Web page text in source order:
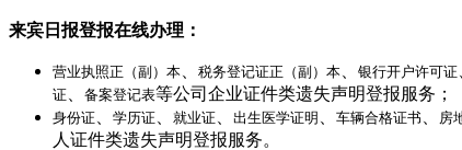
来宾日报登报在线办理：
营业执照正（副）本 税务登记证正（副）本 银行开户许可证
证
备案登记表等公司企业证件类遗失声明登报服务；
身份证 学历证 就业证 出生医学证明 车辆合格证书 房
人证件类遗失声明登报服务。